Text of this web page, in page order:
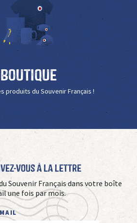
Boutique
produits du Souvenir Français !
vous à La Lettre
Souvenir Français dans votre boîte
une fois par mois.